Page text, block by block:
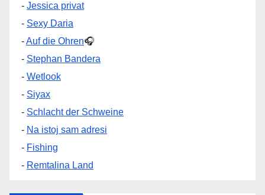
- Jessica privat
- Sexy Daria
-Auf die Ohren🎧
- Stephan Bandera
- Wetlook
- Siyax
- Schlacht der Schweine
- Na istoj sam adresi
- Fishing
- Remtalina Land